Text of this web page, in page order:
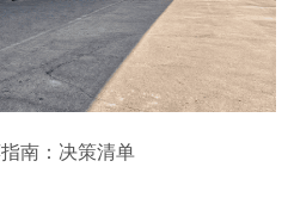
南：决策清单